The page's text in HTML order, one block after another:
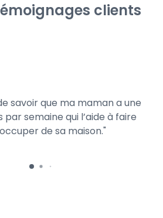
clients
savoir que ma maman a une
semaine qui l’aide à faire
de sa maison.